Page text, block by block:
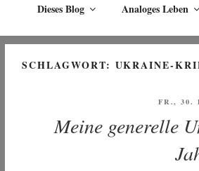
Dieses Blog Analoges Leben
SCHLAGWORT: UKRAINE-
FR., 30.
Meine generelle